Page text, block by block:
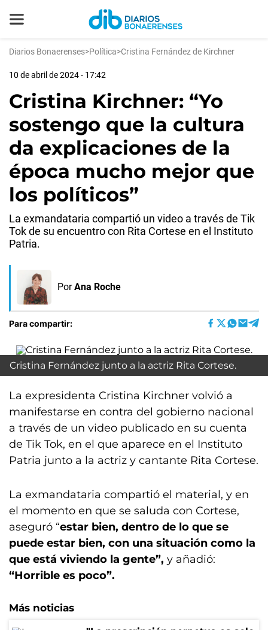
Diarios Bonaerenses>Política>Cristina Fernández de Kirchner
10 de abril de 2024 - 17:42
Cristina Kirchner: “Yo
sostengo que la cultura
da explicaciones de la
época mucho mejor que
los políticos”
La exmandataria compartió un video a través de Tik
Tok de su encuentro con Rita Cortese en el Instituto
Patria.
Por Ana Roche
Para compartir:
Cristina Fernández junto a la actriz Rita Cortese.
La expresidenta Cristina Kirchner volvió a
manifestarse en contra del gobierno nacional
a través de un video publicado en su cuenta
de Tik Tok, en el que aparece en el Instituto
Patria junto a la actriz y cantante Rita Cortese.
La exmandataria compartió el material, y en
el momento en que se saluda con Cortese,
aseguró “estar bien, dentro de lo que se
puede estar bien, con una situación como la
que está viviendo la gente”, y añadió:
“Horrible es poco”.
Más noticias